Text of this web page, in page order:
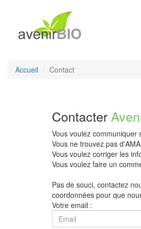
Accueil Contact
Contacter
Vous voulez communiquer
Vous ne trouvez pas
Vous voulez corriger les
Vous voulez faire un
Pas de souci, contactez
coordonnées pour que
Votre email :